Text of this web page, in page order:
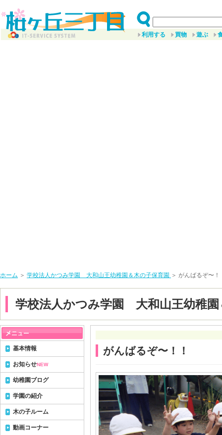
利用する 買物 遊ぶ
ホーム ＞ 学校法人かつみ学園 大和山王幼稚園＆木の子保育園 ＞ がんばるぞ〜！
学校法人かつみ学園 大和山王幼稚園
がんばるぞ〜！！
基本情報
お知らせNEW
幼稚園ブログ
学園の紹介
木の子ルーム
動画コーナー